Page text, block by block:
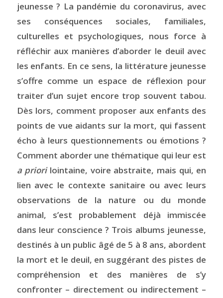
jeunesse ? La pandémie du coronavirus, avec
ses conséquences sociales, familiales,
culturelles et psychologiques, nous force à
réfléchir aux manières d’aborder le deuil avec
les enfants. En ce sens, la littérature jeunesse
s’offre comme un espace de réflexion pour
traiter d’un sujet encore trop souvent tabou.
Dès lors, comment proposer aux enfants des
points de vue aidants sur la mort, qui fassent
écho à leurs questionnements ou émotions ?
Comment aborder une thématique qui leur est
a priorilointaine, voire abstraite, mais qui, en
lien avec le contexte sanitaire ou avec leurs
observations de la nature ou du monde
animal, s’est probablement déjà immiscée
dans leur conscience ? Trois albums jeunesse,
destinés à un public âgé de 5 à 8 ans, abordent
la mort et le deuil, en suggérant des pistes de
compréhension et des manières de s’y
confronter – directement ou indirectement –